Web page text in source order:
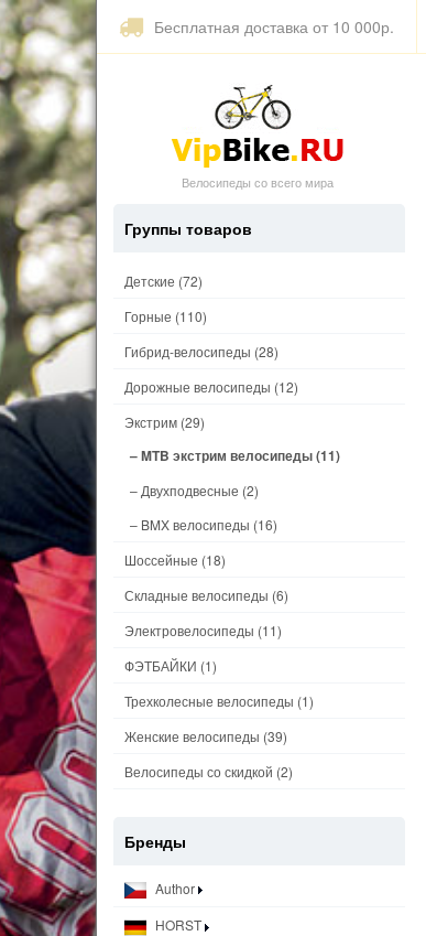
Бесплатная доставка от 10 000р.
Велосипеды со всего мира
Группы товаров
Детские (72)
Горные (110)
Гибрид-велосипеды (28)
Дорожные велосипеды (12)
Экстрим (29)
– MTB экстрим велосипеды(11)
– Двухподвесные (2)
– BMX велосипеды (16)
Шоссейные (18)
Складные велосипеды (6)
Электровелосипеды (11)
ФЭТБАЙКИ (1)
Трехколесные велосипеды (1)
Женские велосипеды (39)
Велосипеды со скидкой (2)
Бренды
Author
HORST